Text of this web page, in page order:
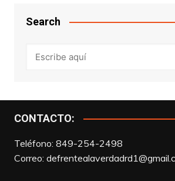
Search
CONTACTO:
Teléfono: 849-254-2498
Correo: